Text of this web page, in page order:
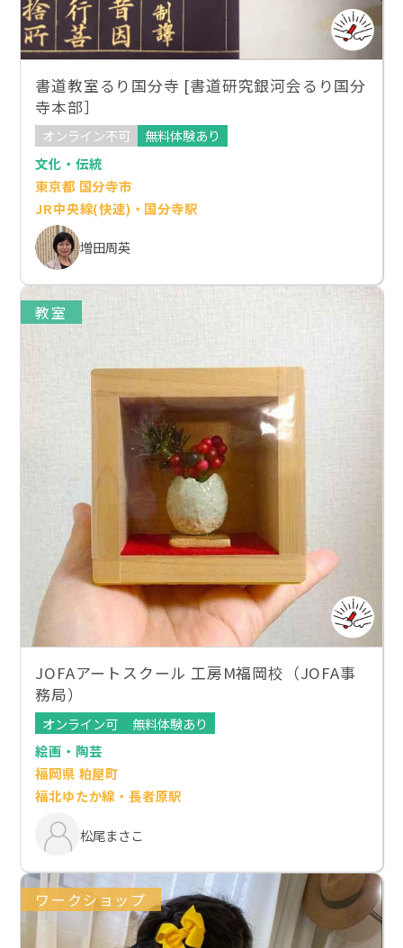
書道教室るり国分寺 [書道研究銀河会るり国分
寺本部］
オンライン不可
無料体験あり
文化・伝統
東京都 国分寺市
JR中央線(快速)・国分寺駅
増田周英
教室
JOFAアートスクール 工房M福岡校（JOFA事
務局）
オンライン可
無料体験あり
絵画・陶芸
福岡県 粕屋町
福北ゆたか線・長者原駅
松尾まさこ
ワークショップ